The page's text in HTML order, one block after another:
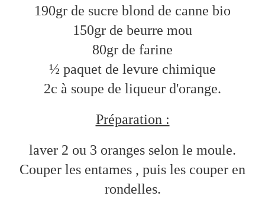
190gr de sucre blond de canne bio
150gr de beurre mou
80gr de farine
½ paquet de levure chimique
2c à soupe de liqueur d'orange.
Préparation :
laver 2 ou 3 oranges selon le moule.
Couper les entames , puis les couper en
rondelles.